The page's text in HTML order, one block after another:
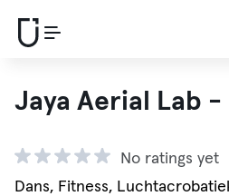
Jaya Aerial Lab -
No ratings yet
Dans, Fitness,